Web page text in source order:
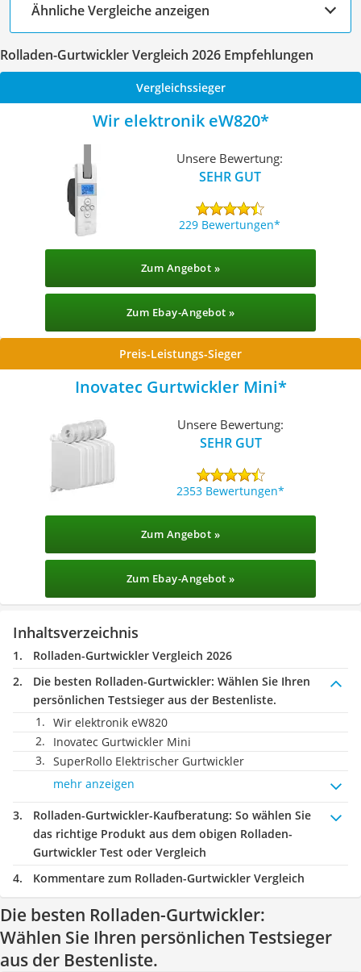
Ähnliche Vergleiche anzeigen
Rolladen-Gurtwickler Vergleich 2026 Empfehlungen
Vergleichssieger
Wir elektronik eW820
Unsere Bewertung:
SEHR GUT
229 Bewertungen
Zum Angebot »
Zum Ebay-Angebot »
Preis-Leistungs-Sieger
Inovatec Gurtwickler Mini
Unsere Bewertung:
SEHR GUT
2353 Bewertungen
Zum Angebot »
Zum Ebay-Angebot »
Inhaltsverzeichnis
Rolladen-Gurtwickler Vergleich 2026
Die besten Rolladen-Gurtwickler: Wählen Sie Ihren
persönlichen Testsieger aus der Bestenliste.
Wir elektronik eW820
Inovatec Gurtwickler Mini
SuperRollo Elektrischer Gurtwickler
mehr anzeigen
Rolladen-Gurtwickler-Kaufberatung: So wählen Sie
das richtige Produkt aus dem obigen Rolladen-
Gurtwickler Test oder Vergleich
Kommentare zum Rolladen-Gurtwickler Vergleich
Die besten Rolladen-Gurtwickler:
Wählen Sie Ihren persönlichen Testsieger
aus der Bestenliste.